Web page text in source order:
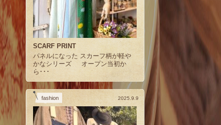
SCARF PRINT
パネルになった スカーフ柄が軽や
かなシリーズ オープン当初か
ら･･･
fashion 2025.9.9